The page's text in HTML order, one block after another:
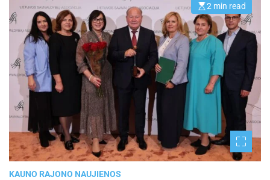
E
s
t
i
m
a
e
d
e
a
d
m
e
2 min read
KAUNO RAJONO NAUJIENOS